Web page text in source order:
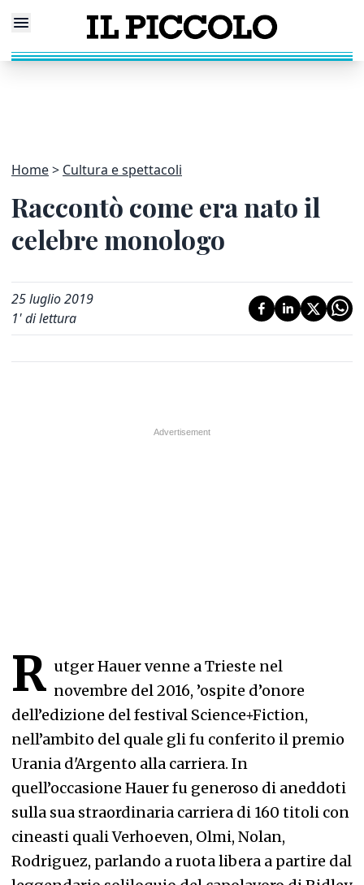
Home Cultura e spettacoli
Raccontò come era nato il
celebre monologo
25 luglio 2019
1' di lettura
R utger Hauer venne a Trieste nel
novembre del 2016, ’ospite d’onore
dell’edizione del festival Science+Fiction,
nell’ambito del quale gli fu conferito il premio
Urania d'Argento alla carriera. In
quell’occasione Hauer fu generoso di aneddoti
sulla sua straordinaria carriera di 160 titoli con
cineasti quali Verhoeven, Olmi, Nolan,
Rodriguez, parlando a ruota libera a partire dal